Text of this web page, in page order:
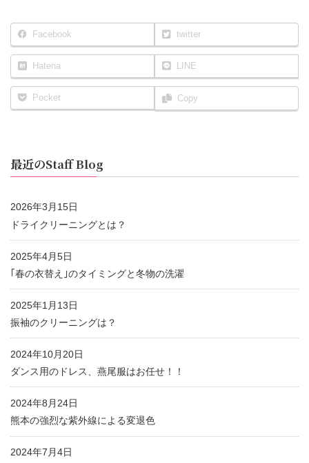
Facebook twitter
Hatena LINE
Pocket Copy
最近のStaff Blog
2026年3月15日
ドライクリーニングとは？
2025年4月5日
｢春の衣替え｣のタイミングと冬物の洗濯
2025年1月13日
振袖のクリーニングは？
2024年10月20日
ダンス用のドレス、燕尾服はお任せ！！
2024年8月24日
熊本の強烈な紫外線による変退色
2024年7月4日